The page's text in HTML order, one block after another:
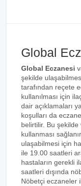
Global
Global Eczanesi
şekilde
tarafından reçete
kullanılması için
dair açıklamaları
koşulları da
belirtilir. Bu
kullanması
ulaşabilmesi için
ile 19.00 saatleri
hastaların gerekli
saatleri dışında
Nöbetçi eczaneler